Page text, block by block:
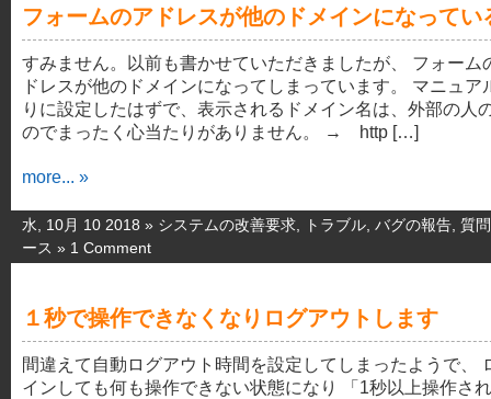
フォームのアドレスが他のドメインになってい
すみません。以前も書かせていただきましたが、 フォーム
ドレスが他のドメインになってしまっています。 マニュア
りに設定したはずで、表示されるドメイン名は、外部の人
のでまったく心当たりがありません。 → http […]
more... »
水, 10月 10 2018 » システムの改善要求 トラブル バグの報告 質
ース » 1 Comment
１秒で操作できなくなりログアウトします
間違えて自動ログアウト時間を設定してしまったようで、
インしても何も操作できない状態になり 「1秒以上操作さ